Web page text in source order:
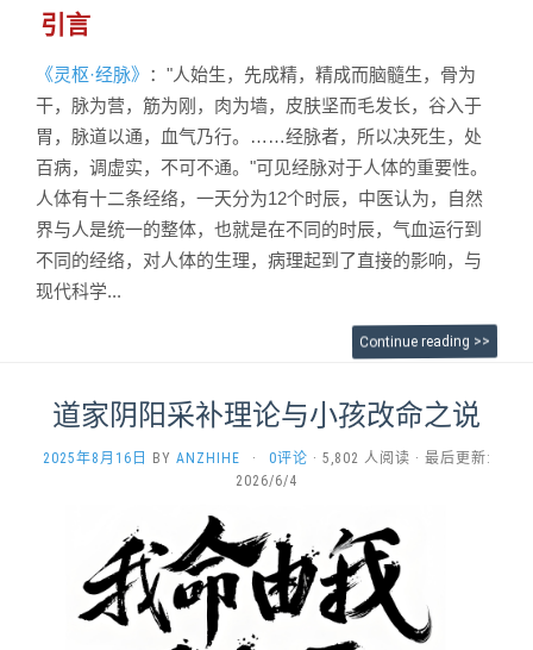
引言
《灵枢·经脉》 ："人始生，先成精，精成而脑髓生，骨为
干，脉为营，筋为刚，肉为墙，皮肤坚而毛发长，谷入于
胃，脉道以通，血气乃行。……经脉者，所以决死生，处
百病，调虚实，不可不通。"可见经脉对于人体的重要性。
人体有十二条经络，一天分为12个时辰，中医认为，自然
界与人是统一的整体，也就是在不同的时辰，气血运行到
不同的经络，对人体的生理，病理起到了直接的影响，与
现代科学...
Continue reading >>
道家阴阳采补理论与小孩改命之说
2025年8月16日 BY ANZHIHE · 0评论 · 5,802 人阅读 · 最后更新:
2026/6/4